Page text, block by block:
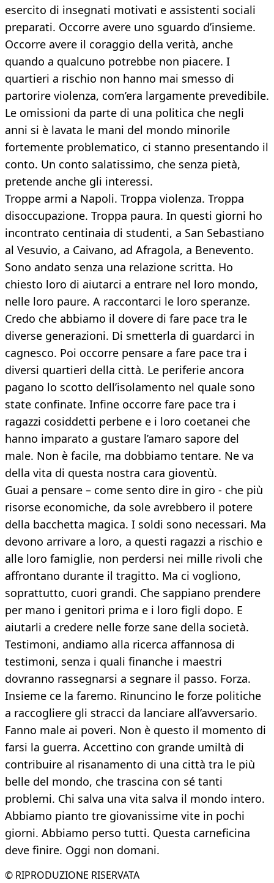
esercito di insegnati motivati e assistenti sociali
preparati. Occorre avere uno sguardo d’insieme.
Occorre avere il coraggio della verità, anche
quando a qualcuno potrebbe non piacere. I
quartieri a rischio non hanno mai smesso di
partorire violenza, com’era largamente prevedibile.
Le omissioni da parte di una politica che negli
anni si è lavata le mani del mondo minorile
fortemente problematico, ci stanno presentando il
conto. Un conto salatissimo, che senza pietà,
pretende anche gli interessi.
Troppe armi a Napoli. Troppa violenza. Troppa
disoccupazione. Troppa paura. In questi giorni ho
incontrato centinaia di studenti, a San Sebastiano
al Vesuvio, a Caivano, ad Afragola, a Benevento.
Sono andato senza una relazione scritta. Ho
chiesto loro di aiutarci a entrare nel loro mondo,
nelle loro paure. A raccontarci le loro speranze.
Credo che abbiamo il dovere di fare pace tra le
diverse generazioni. Di smetterla di guardarci in
cagnesco. Poi occorre pensare a fare pace tra i
diversi quartieri della città. Le periferie ancora
pagano lo scotto dell’isolamento nel quale sono
state confinate. Infine occorre fare pace tra i
ragazzi cosiddetti perbene e i loro coetanei che
hanno imparato a gustare l’amaro sapore del
male. Non è facile, ma dobbiamo tentare. Ne va
della vita di questa nostra cara gioventù.
Guai a pensare – come sento dire in giro - che più
risorse economiche, da sole avrebbero il potere
della bacchetta magica. I soldi sono necessari. Ma
devono arrivare a loro, a questi ragazzi a rischio e
alle loro famiglie, non perdersi nei mille rivoli che
affrontano durante il tragitto. Ma ci vogliono,
soprattutto, cuori grandi. Che sappiano prendere
per mano i genitori prima e i loro figli dopo. E
aiutarli a credere nelle forze sane della società.
Testimoni, andiamo alla ricerca affannosa di
testimoni, senza i quali finanche i maestri
dovranno rassegnarsi a segnare il passo. Forza.
Insieme ce la faremo. Rinuncino le forze politiche
a raccogliere gli stracci da lanciare all’avversario.
Fanno male ai poveri. Non è questo il momento di
farsi la guerra. Accettino con grande umiltà di
contribuire al risanamento di una città tra le più
belle del mondo, che trascina con sé tanti
problemi. Chi salva una vita salva il mondo intero.
Abbiamo pianto tre giovanissime vite in pochi
giorni. Abbiamo perso tutti. Questa carneficina
deve finire. Oggi non domani.
© RIPRODUZIONE RISERVATA